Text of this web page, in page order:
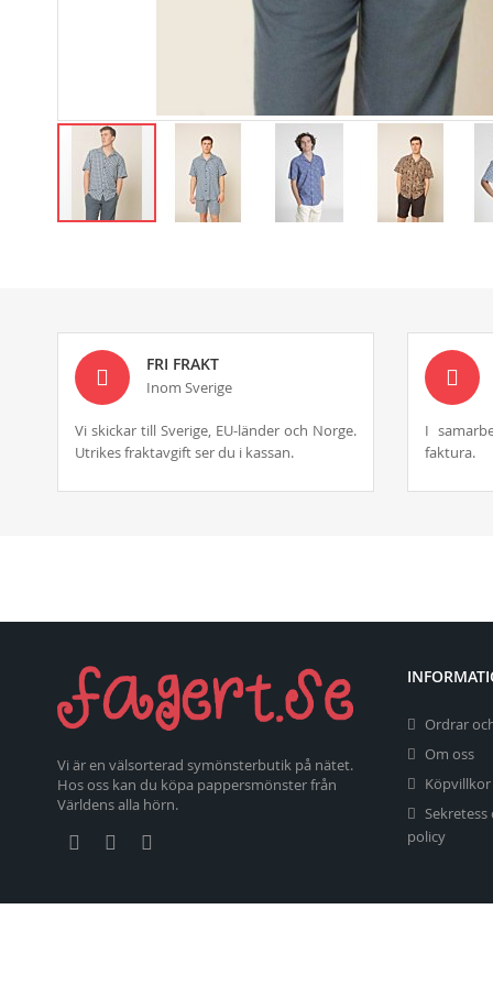
the
images
gallery
FRI FRAKT
Inom Sverige
Vi skickar till Sverige, EU-länder och Norge.
Utrikes fraktavgift ser du i kassan.
I
faktura.
Vi är en välsorterad symönsterbutik på nätet.
Hos oss kan du köpa pappersmönster från
Världens alla hörn.
Ordrar
Om oss
Köpvillkor
Sekretess
policy